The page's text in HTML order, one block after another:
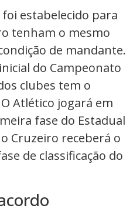
estabelecido para
tenham o mesmo
de mandante.
do Campeonato
clubes tem o
Atlético jogará em
fase do Estadual
Cruzeiro receberá o
de classificação do